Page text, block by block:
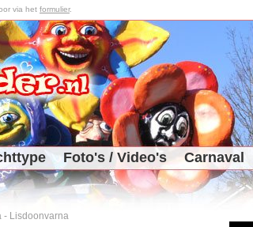
via het formulier.
Foto's / Video's Carnaval
- Lisdoonvarna